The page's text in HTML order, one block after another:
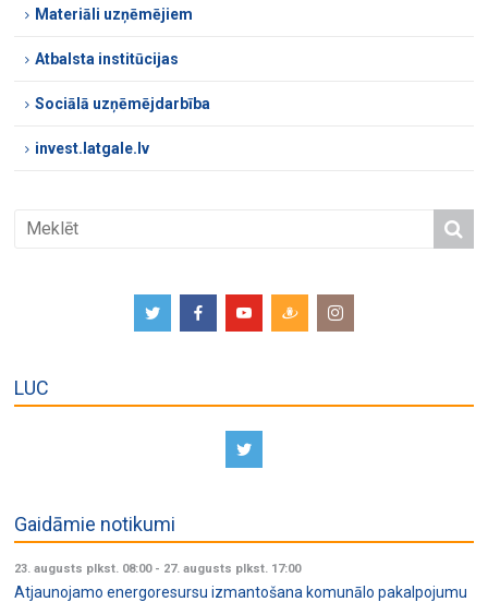
Materiāli uzņēmējiem
Atbalsta institūcijas
Sociālā uzņēmējdarbība
invest.latgale.lv
LUC
Gaidāmie notikumi
23. augusts plkst. 08:00- 27. augusts plkst. 17:00
Atjaunojamo energoresursu izmantošana komunālo pakalpojumu